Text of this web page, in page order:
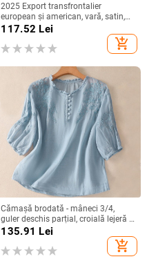
2025 Export transfrontalier
european și american, vară, satin,
cu mânecă scurtă, din satin răsucit,
culoare pură, top versatil, larg,
pentru femei
117.52 Lei
add_shopping_cart
Cămașă brodată - mâneci 3/4,
guler deschis parțial, croială lejeră -
bumbac și in
135.91 Lei
add_shopping_cart